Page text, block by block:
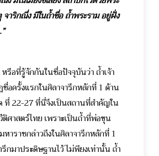
าริกณึ่ง มีในถ้ำชื่อ ถ้ำพระราม อยู่ฝั่ง
รือที่รู้จักกันในชื่อปัจจุบันว่า ถ้ำเจ้า
อครั้งแรกในศิลาจารึกหลักที่ 1 ด้าน
ที่ 22-27 ที่นี่จึงเป็นสถานที่สำคัญใน
ติศาสตร์ไทย เพราะเป็นถ้ำที่พ่อขุน
หาราชกล่าวถึงในศิลาจารึกหลักที่ 1
รึกมาประดิษฐานไว้ ไม่พียงเท่านั้น ถ้ำ